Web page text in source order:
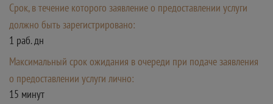
Срок, в течение которого заявление о предоставлении услуги
должно быть зарегистрировано:
1 раб. дн
Максимальный срок ожидания в очереди при подаче заявления
о предоставлении услуги лично:
15 минут